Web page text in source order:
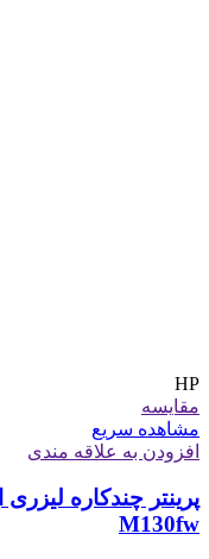
HP
مقایسه
مشاهده سریع
افزودن به علاقه مندی
M130fw